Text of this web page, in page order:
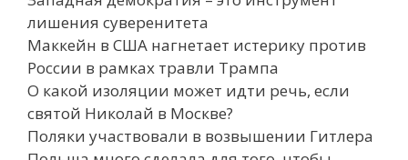
лишения суверенитета
Маккейн в США нагнетает истерику против
России в рамках травли Трампа
О какой изоляции может идти речь, если
святой Николай в Москве?
Поляки участвовали в возвышении Гитлера